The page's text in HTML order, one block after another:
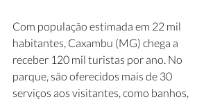
Com população estimada em 22 mil
habitantes, Caxambu (MG) chega a
receber 120 mil turistas por ano. No
parque, são oferecidos mais de 30
serviços aos visitantes, como banhos,